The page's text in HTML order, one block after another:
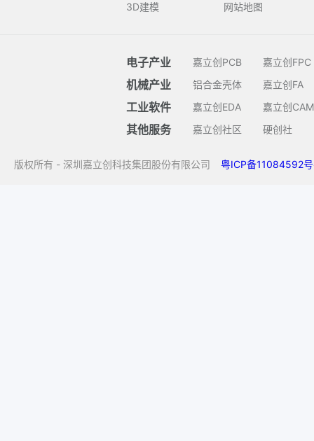
3D建模
网站地图
电子产业 嘉立创PCB 嘉立创FPC
机械产业 铝合金壳体 嘉立创FA
工业软件 嘉立创EDA 嘉立创CAM
其他服务 嘉立创社区 硬创社
版权所有 - 深圳嘉立创科技集团股份有限公司 粤ICP备11084592号